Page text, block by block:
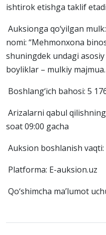
ishtirok etishga taklif
Auksionga qo‘yilgan
nomi: “Mehmonxona
shuningdek undagi
boyliklar – mulkiy majmua.
Boshlang‘ich bahosi: 5
Arizalarni qabul
soat 09:00 gacha
Auksion boshlanish vaqti:
Platforma: E-auksion.uz
Qo‘shimcha ma’lumot